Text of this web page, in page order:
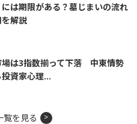
には期限がある？墓じまいの流れ
解説
場は3指数揃って下落 中東情勢
資家心理...
覧を見る